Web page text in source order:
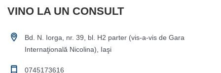
VINO LA UN CONSULT
Bd. N. Iorga, nr. 39, bl. H2 parter (vis-a-vis de Gara
Internaţională Nicolina), Iaşi
0745173616